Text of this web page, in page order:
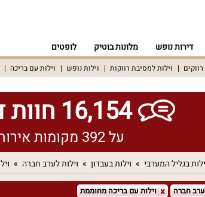
דירות נופש מלונות בוטיק לופטים
וילות למסיבת רווקות וילות נופש וילות עם בריכה
16,154 חוות דעת אמיתיות!
על 392 מקומות אירוח שונים ברחבי הארץ
בגליל המערבי וילות בעבדון וילות לערב חברה
ערב חברה וילות עם בריכה מחוממת